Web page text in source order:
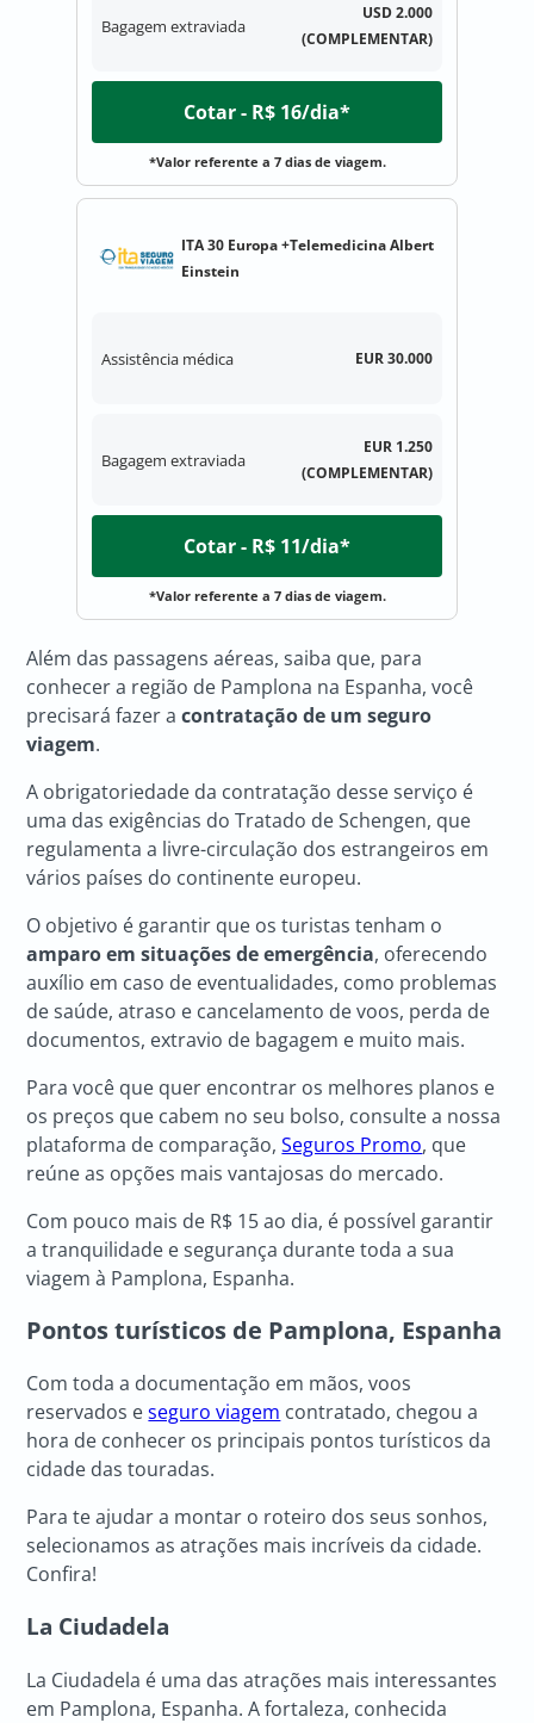
Bagagem extraviada
USD 2.000
(COMPLEMENTAR)
Cotar - R$ 16/dia*
*Valor referente a 7 dias de viagem.
ITA 30 Europa +Telemedicina Albert
Einstein
Assistência médica EUR 30.000
Bagagem extraviada
EUR 1.250
(COMPLEMENTAR)
Cotar - R$ 11/dia*
*Valor referente a 7 dias de viagem.
Além das passagens aéreas, saiba que, para
conhecer a região de Pamplona na Espanha, você
precisará fazer a contratação de um seguro
viagem.
A obrigatoriedade da contratação desse serviço é
uma das exigências do Tratado de Schengen, que
regulamenta a livre-circulação dos estrangeiros em
vários países do continente europeu.
O objetivo é garantir que os turistas tenham o
amparo em situações de emergência, oferecendo
auxílio em caso de eventualidades, como problemas
de saúde, atraso e cancelamento de voos, perda de
documentos, extravio de bagagem e muito mais.
Para você que quer encontrar os melhores planos e
os preços que cabem no seu bolso, consulte a nossa
plataforma de comparação,Seguros Promo, que
reúne as opções mais vantajosas do mercado.
Com pouco mais de R$ 15 ao dia, é possível garantir
a tranquilidade e segurança durante toda a sua
viagem à Pamplona, Espanha.
Pontos turísticos de Pamplona, Espanha
Com toda a documentação em mãos, voos
reservados eseguro viagem contratado, chegou a
hora de conhecer os principais pontos turísticos da
cidade das touradas.
Para te ajudar a montar o roteiro dos seus sonhos,
selecionamos as atrações mais incríveis da cidade.
Confira!
La Ciudadela
La Ciudadela é uma das atrações mais interessantes
em Pamplona, Espanha. A fortaleza, conhecida